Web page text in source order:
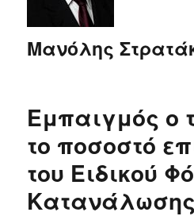
Μανόλης
Εμπαιγμός ο
το ποσοστό
του Ειδικού